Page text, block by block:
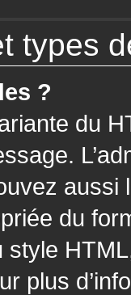
types
?
du
du
style
plus